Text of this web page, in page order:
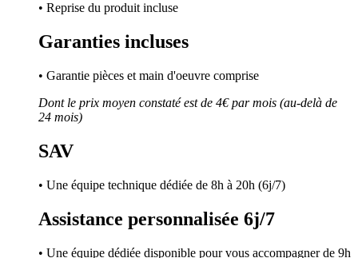
• Reprise du produit incluse
Garanties incluses
• Garantie pièces et main d'oeuvre comprise
Dont le prix moyen constaté est de 4€ par mois (au-delà de
24 mois)
SAV
• Une équipe technique dédiée de 8h à 20h (6j/7)
Assistance personnalisée 6j/7
• Une équipe dédiée disponible pour vous accompagner de 9h